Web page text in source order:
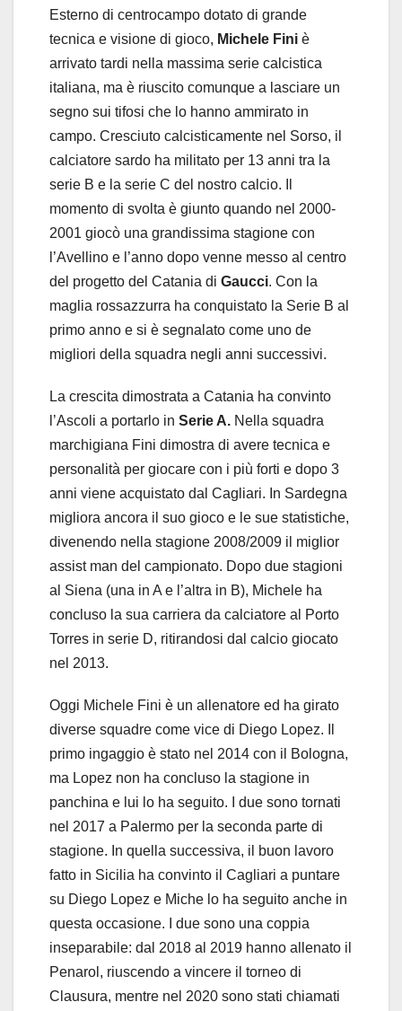
Esterno di centrocampo dotato di grande
tecnica e visione di gioco, Michele Fini è
arrivato tardi nella massima serie calcistica
italiana, ma è riuscito comunque a lasciare un
segno sui tifosi che lo hanno ammirato in
campo. Cresciuto calcisticamente nel Sorso, il
calciatore sardo ha militato per 13 anni tra la
serie B e la serie C del nostro calcio. Il
momento di svolta è giunto quando nel 2000-
2001 giocò una grandissima stagione con
l’Avellino e l’anno dopo venne messo al centro
del progetto del Catania di Gaucci. Con la
maglia rossazzurra ha conquistato la Serie B al
primo anno e si è segnalato come uno de
migliori della squadra negli anni successivi.
La crescita dimostrata a Catania ha convinto
l’Ascoli a portarlo in Serie A. Nella squadra
marchigiana Fini dimostra di avere tecnica e
personalità per giocare con i più forti e dopo 3
anni viene acquistato dal Cagliari. In Sardegna
migliora ancora il suo gioco e le sue statistiche,
divenendo nella stagione 2008/2009 il miglior
assist man del campionato. Dopo due stagioni
al Siena (una in A e l’altra in B), Michele ha
concluso la sua carriera da calciatore al Porto
Torres in serie D, ritirandosi dal calcio giocato
nel 2013.
Oggi Michele Fini è un allenatore ed ha girato
diverse squadre come vice di Diego Lopez. Il
primo ingaggio è stato nel 2014 con il Bologna,
ma Lopez non ha concluso la stagione in
panchina e lui lo ha seguito. I due sono tornati
nel 2017 a Palermo per la seconda parte di
stagione. In quella successiva, il buon lavoro
fatto in Sicilia ha convinto il Cagliari a puntare
su Diego Lopez e Miche lo ha seguito anche in
questa occasione. I due sono una coppia
inseparabile: dal 2018 al 2019 hanno allenato il
Penarol, riuscendo a vincere il torneo di
Clausura, mentre nel 2020 sono stati chiamati